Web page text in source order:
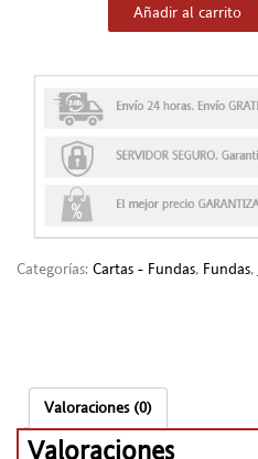
Añadir al carrito
Categorías: Cartas - Fundas, Fundas,
Valoraciones (0)
Valoraciones